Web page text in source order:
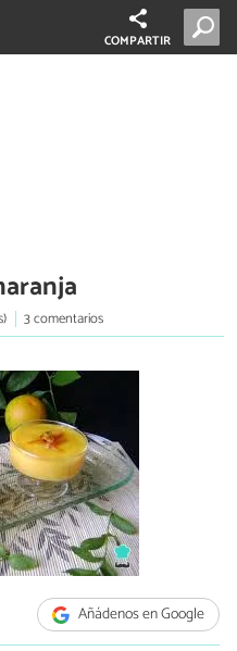
COMPARTIR
3 comentarios
Añádenos en Google